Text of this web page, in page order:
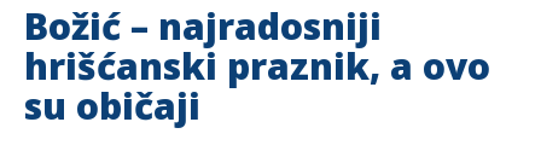
Božić – najradosniji
hrišćanski praznik, a ovo
su običaji